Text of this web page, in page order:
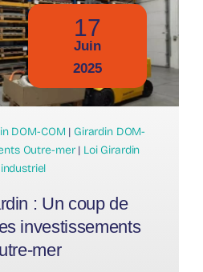
17
Juin
2025
DOM-COM | Girardin DOM-
Outre-mer| Loi Girardin
industriel
: Un coup de
investissements
mer